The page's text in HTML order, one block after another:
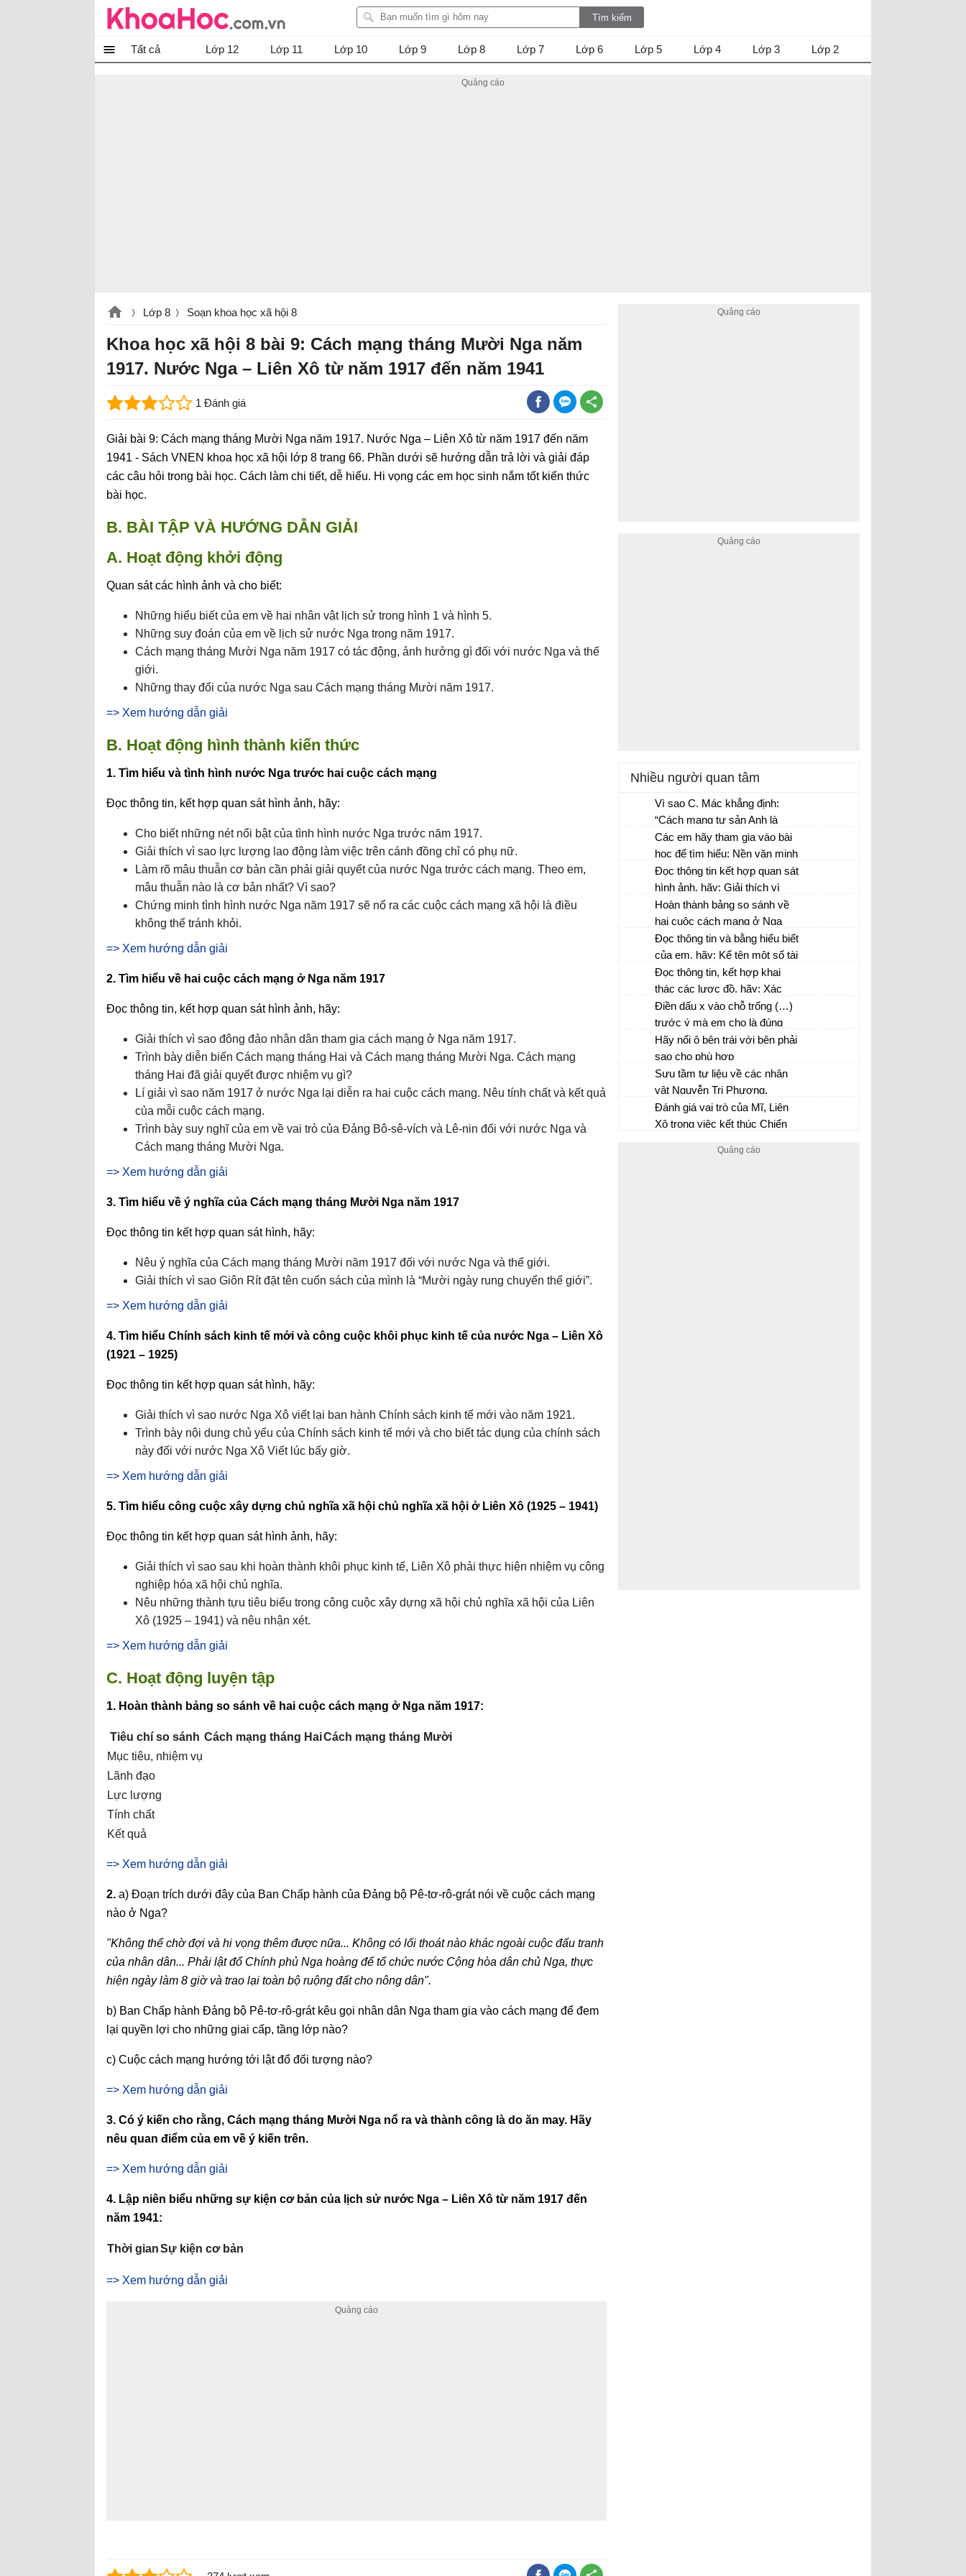
Tất cả Lớp 12 Lớp 11 Lớp 10 Lớp 9 Lớp 8 Lớp 7 Lớp 6 Lớp 5 Lớp 4 Lớp 3 Lớp 2
Lớp 8 Soạn khoa học xã hội 8
Khoa học xã hội 8 bài 9: Cách mạng tháng Mười Nga năm
1917. Nước Nga – Liên Xô từ năm 1917 đến năm 1941
1 Đánh giá
Giải bài 9: Cách mạng tháng Mười Nga năm 1917. Nước Nga – Liên Xô từ năm 1917 đến năm
1941 - Sách VNEN khoa học xã hội lớp 8 trang 66. Phần dưới sẽ hướng dẫn trả lời và giải đáp
các câu hỏi trong bài học. Cách làm chi tiết, dễ hiểu. Hi vọng các em học sinh nắm tốt kiến thức
bài học.
B. BÀI TẬP VÀ HƯỚNG DẪN GIẢI
A. Hoạt động khởi động
Quan sát các hình ảnh và cho biết:
Những hiểu biết của em về hai nhân vật lịch sử trong hình 1 và hình 5.
Những suy đoán của em về lịch sử nước Nga trong năm 1917.
Cách mạng tháng Mười Nga năm 1917 có tác động, ảnh hưởng gì đối với nước Nga và thế
giới.
Những thay đổi của nước Nga sau Cách mạng tháng Mười năm 1917.
=> Xem hướng dẫn giải
B. Hoạt động hình thành kiến thức
1. Tìm hiểu và tình hình nước Nga trước hai cuộc cách mạng
Đọc thông tin, kết hợp quan sát hình ảnh, hãy:
Cho biết những nét nổi bật của tình hình nước Nga trước năm 1917.
Giải thích vì sao lực lượng lao động làm việc trên cánh đồng chỉ có phụ nữ.
Làm rõ mâu thuẫn cơ bản cần phải giải quyết của nước Nga trước cách mạng. Theo em,
mâu thuẫn nào là cơ bản nhất? Vì sao?
Chứng minh tình hình nước Nga năm 1917 sẽ nổ ra các cuộc cách mạng xã hội là điều
không thể tránh khỏi.
=> Xem hướng dẫn giải
2. Tìm hiểu về hai cuộc cách mạng ở Nga năm 1917
Đọc thông tin, kết hợp quan sát hình ảnh, hãy:
Giải thích vì sao đông đảo nhân dân tham gia cách mạng ở Nga năm 1917.
Trình bày diễn biến Cách mạng tháng Hai và Cách mạng tháng Mười Nga. Cách mạng
tháng Hai đã giải quyết được nhiệm vụ gì?
Lí giải vì sao năm 1917 ở nước Nga lại diễn ra hai cuộc cách mạng. Nêu tính chất và kết quả
của mỗi cuộc cách mạng.
Trình bày suy nghĩ của em về vai trò của Đảng Bô-sê-vích và Lê-nin đối với nước Nga và
Cách mạng tháng Mười Nga.
=> Xem hướng dẫn giải
3. Tìm hiểu về ý nghĩa của Cách mạng tháng Mười Nga năm 1917
Đọc thông tin kết hợp quan sát hình, hãy:
Nêu ý nghĩa của Cách mạng tháng Mười năm 1917 đối với nước Nga và thế giới.
Giải thích vì sao Giôn Rít đặt tên cuốn sách của mình là “Mười ngày rung chuyển thế giới”.
=> Xem hướng dẫn giải
4. Tìm hiểu Chính sách kinh tế mới và công cuộc khôi phục kinh tế của nước Nga – Liên Xô
(1921 – 1925)
Đọc thông tin kết hợp quan sát hình, hãy:
Giải thích vì sao nước Nga Xô viết lại ban hành Chính sách kinh tế mới vào năm 1921.
Trình bày nội dung chủ yếu của Chính sách kinh tế mới và cho biết tác dụng của chính sách
này đối với nước Nga Xô Viết lúc bấy giờ.
=> Xem hướng dẫn giải
5. Tìm hiểu công cuộc xây dựng chủ nghĩa xã hội chủ nghĩa xã hội ở Liên Xô (1925 – 1941)
Đọc thông tin kết hợp quan sát hình ảnh, hãy:
Giải thích vì sao sau khi hoàn thành khôi phục kinh tế, Liên Xô phải thực hiện nhiệm vụ công
nghiệp hóa xã hội chủ nghĩa.
Nêu những thành tựu tiêu biểu trong công cuộc xây dựng xã hội chủ nghĩa xã hội của Liên
Xô (1925 – 1941) và nêu nhận xét.
=> Xem hướng dẫn giải
C. Hoạt động luyện tập
1. Hoàn thành bảng so sánh về hai cuộc cách mạng ở Nga năm 1917:
Tiêu chí so sánh Cách mạng tháng HaiCách mạng tháng Mười
Mục tiêu, nhiệm vụ
Lãnh đạo
Lực lượng
Tính chất
Kết quả
=> Xem hướng dẫn giải
2. a) Đoạn trích dưới đây của Ban Chấp hành của Đảng bộ Pê-tơ-rô-grát nói về cuộc cách mạng
nào ở Nga?
"Không thể chờ đợi và hi vọng thêm được nữa... Không có lối thoát nào khác ngoài cuộc đấu tranh
của nhân dân... Phải lật đổ Chính phủ Nga hoàng để tổ chức nước Cộng hòa dân chủ Nga, thực
hiện ngày làm 8 giờ và trao lại toàn bộ ruộng đất cho nông dân".
b) Ban Chấp hành Đảng bộ Pê-tơ-rô-grát kêu gọi nhân dân Nga tham gia vào cách mạng để đem
lại quyền lợi cho những giai cấp, tầng lớp nào?
c) Cuộc cách mạng hướng tới lật đổ đối tượng nào?
=> Xem hướng dẫn giải
3. Có ý kiến cho rằng, Cách mạng tháng Mười Nga nổ ra và thành công là do ăn may. Hãy
nêu quan điểm của em về ý kiến trên.
=> Xem hướng dẫn giải
4. Lập niên biểu những sự kiện cơ bản của lịch sử nước Nga – Liên Xô từ năm 1917 đến
năm 1941:
Thời gianSự kiện cơ bản
=> Xem hướng dẫn giải
Nhiều người quan tâm
Vì sao C. Mác khẳng định:
“Cách mạng tư sản Anh là
thắng lợi của chế độ xã hội
mới đối với chế độ phong
kiến”
Các em hãy tham gia vào bài
học để tìm hiểu: Nền văn minh
nông nghiệp bắt đầu chuyển
sang nền văn minh công
nghiệp từ bao giờ? Vì sao lại
diễn ra trước tiên ở nước
Anh?
Đọc thông tin kết hợp quan sát
hình ảnh, hãy: Giải thích vì
sao sau khi hoàn thành khôi
phục kinh tế, Liên Xô phải
thực hiện nhiệm vụ công
nghiệp hóa xã hội chủ nghĩa.
Hoàn thành bảng so sánh về
hai cuộc cách mạng ở Nga
năm 1917
Đọc thông tin và bằng hiểu biết
của em, hãy: Kể tên một số tài
nguyên của vùng biển nước
ta. Những tài nguyên này là
cơ sở để phát triển những
ngành kinh tế nào?
Đọc thông tin, kết hợp khai
thác các lược đồ, hãy: Xác
định trên lược đồ các đảo,
quần đảo và hai quần đảo
Hoàng Sa, Trường Sa của
Việt Nam.
Điền dấu x vào chỗ trống (…)
trước ý mà em cho là đúng
Hãy nối ô bên trái với bên phải
sao cho phù hợp
Sưu tầm tư liệu về các nhân
vật Nguyễn Tri Phương,
Hoàng Diệu, Nguyễn Trung
Trực
Đánh giá vai trò của Mĩ, Liên
Xô trong việc kết thúc Chiến